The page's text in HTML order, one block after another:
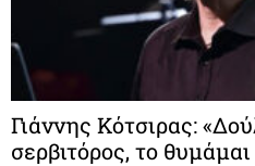
Γιάννης Κότσιρας:
σερβιτόρος, το